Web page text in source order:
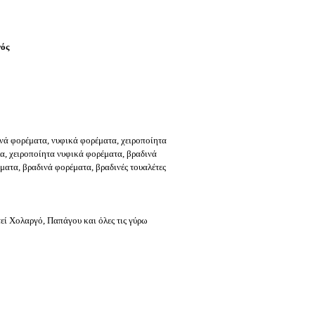
φορέματα, νυφικά φορέματα, χειροποίητα
χειροποίητα νυφικά φορέματα, βραδινά
βραδινά φορέματα, βραδινές τουαλέτες
Χολαργό, Παπάγου και όλες τις γύρω